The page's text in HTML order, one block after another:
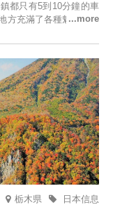
都只有5到10分鐘的車
方充滿了各種魅力，包
栃木県 日本信息